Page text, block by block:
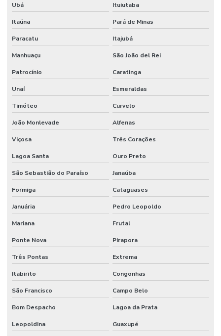
Ubá Ituiutaba
Itaúna Pará de Minas
Paracatu Itajubá
Manhuaçu São João del Rei
Patrocínio Caratinga
Unaí Esmeraldas
Timóteo Curvelo
João Monlevade Alfenas
Viçosa Três Corações
Lagoa Santa Ouro Preto
São Sebastião do Paraíso Janaúba
Formiga Cataguases
Januária Pedro Leopoldo
Mariana Frutal
Ponte Nova Pirapora
Três Pontas Extrema
Itabirito Congonhas
São Francisco Campo Belo
Bom Despacho Lagoa da Prata
Leopoldina Guaxupé